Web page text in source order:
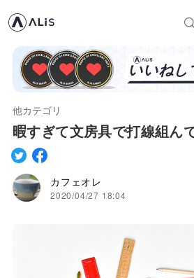
他カテゴリ
暇すぎて文房具で打線組ん
カフェオレ
2020/04/27 18:04